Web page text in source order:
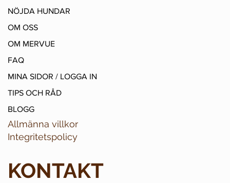
NÖJDA HUNDAR
OM OSS
OM MERVUE
FAQ
MINA SIDOR / LOGGA IN
TIPS OCH RÅD
BLOGG
Allmänna villkor
Integritetspolicy
KONTAKT